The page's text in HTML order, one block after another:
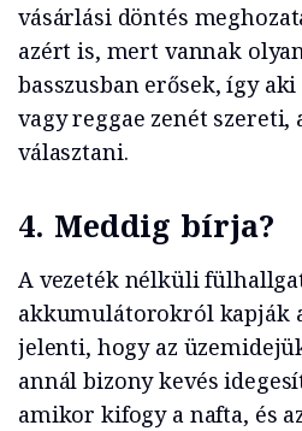
vásárlási döntés
azért is, mert vannak
basszusban erősek, így
vagy reggae zenét
választani.
4. Meddig bírja?
A vezeték nélküli
akkumulátorokról kapják
jelenti, hogy az
annál bizony kevés
amikor kifogy a nafta, és